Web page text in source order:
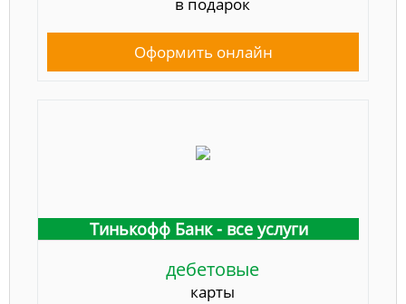
Оформить онлайн
Тинькофф Банк - все услуги
дебетовые
карты